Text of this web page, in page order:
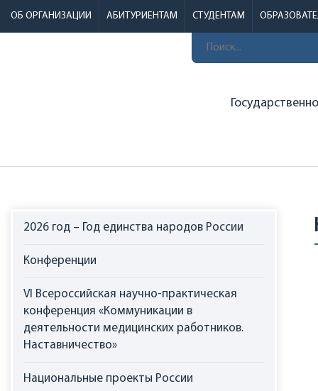
ОБ ОРГАНИЗАЦИИ АБИТУРИЕНТАМ СТУДЕНТАМ
2026 год – Год единства народов России
Конференции
VI Всероссийская научно-практическая
конференция «Коммуникации в
деятельности медицинских работников.
Наставничество»
Национальные проекты России